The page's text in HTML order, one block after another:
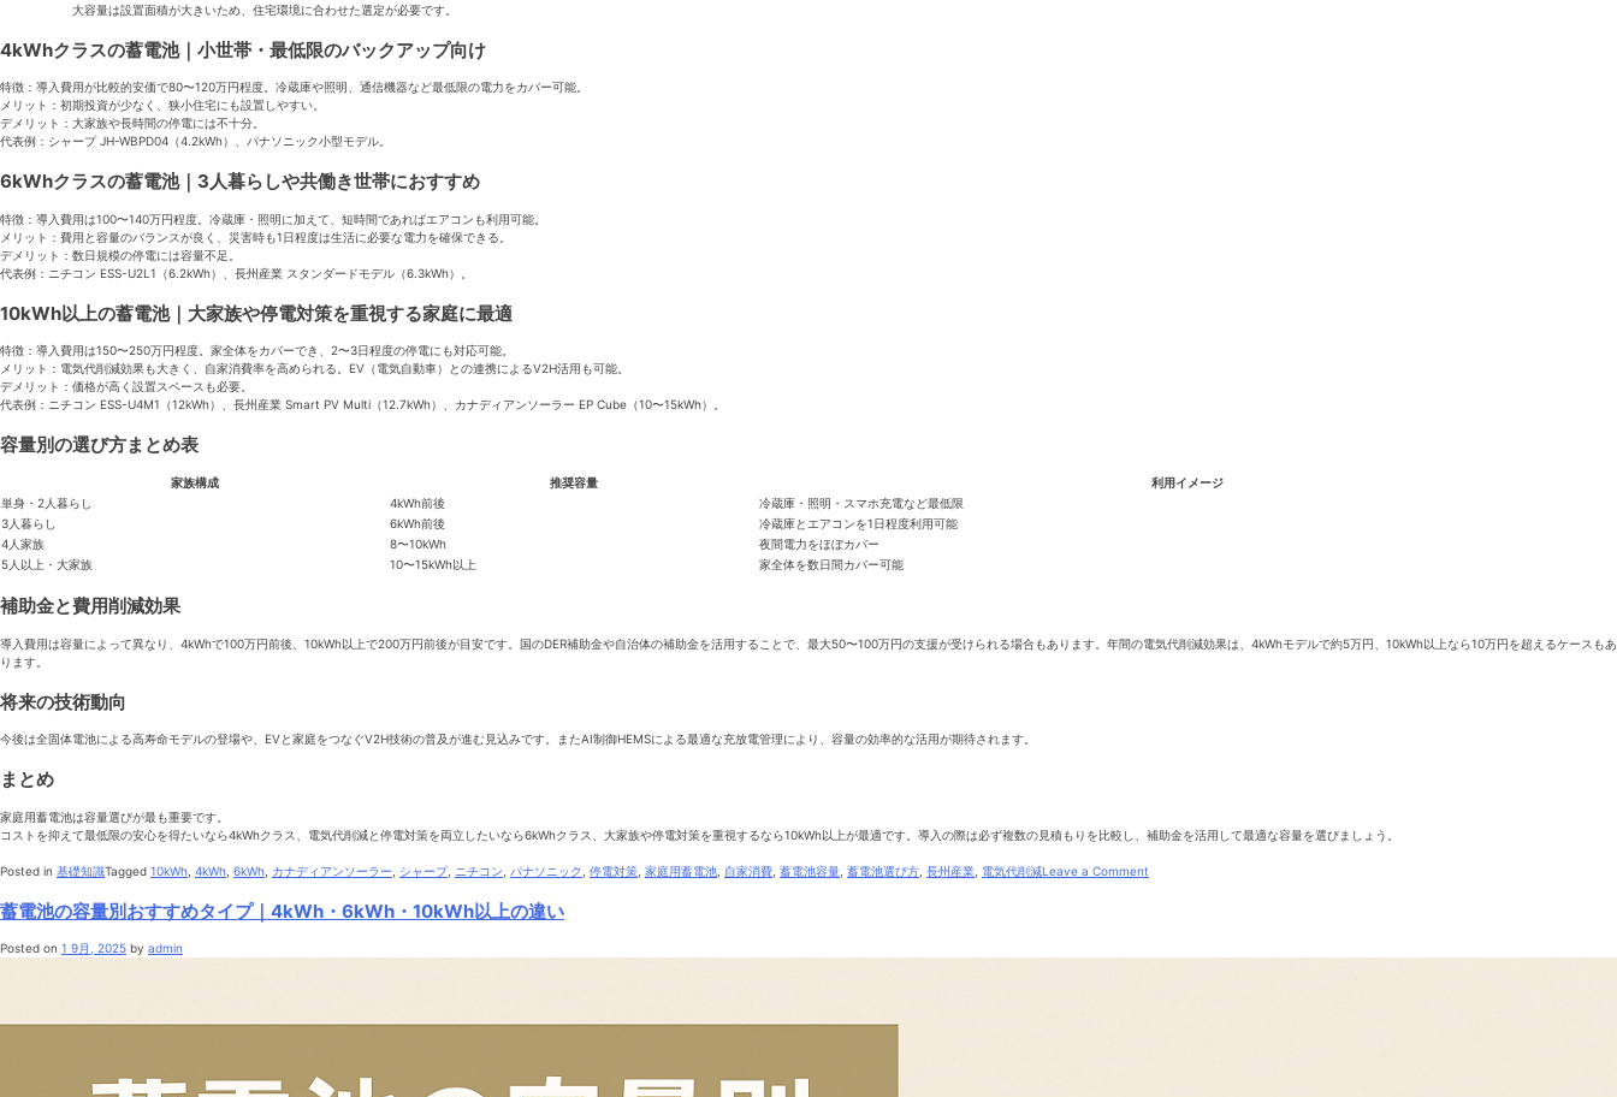
大容量は設置面積が大きいため、住宅環境に合わせた選定が必要です。
4kWhクラスの蓄電池｜小世帯・最低限のバックアップ向け
特徴：導入費用が比較的安価で80〜120万円程度。冷蔵庫や照明、通信機器など最低限の電力をカバー可能。
メリット：初期投資が少なく、狭小住宅にも設置しやすい。
デメリット：大家族や長時間の停電には不十分。
代表例：シャープ JH-WBPD04（4.2kWh）、パナソニック小型モデル。
6kWhクラスの蓄電池｜3人暮らしや共働き世帯におすすめ
特徴：導入費用は100〜140万円程度。冷蔵庫・照明に加えて、短時間であればエアコンも利用可能。
メリット：費用と容量のバランスが良く、災害時も1日程度は生活に必要な電力を確保できる。
デメリット：数日規模の停電には容量不足。
代表例：ニチコン ESS-U2L1（6.2kWh）、長州産業 スタンダードモデル（6.3kWh）。
10kWh以上の蓄電池｜大家族や停電対策を重視する家庭に最適
特徴：導入費用は150〜250万円程度。家全体をカバーでき、2〜3日程度の停電にも対応可能。
メリット：電気代削減効果も大きく、自家消費率を高められる。EV（電気自動車）との連携によるV2H活用も可能。
デメリット：価格が高く設置スペースも必要。
代表例：ニチコン ESS-U4M1（12kWh）、長州産業 Smart PV Multi（12.7kWh）、カナディアンソーラー EP Cube（10〜15kWh）。
容量別の選び方まとめ表
家族構成 推奨容量
利用イメージ
単身・2人暮らし
4kWh前後
冷蔵庫・照明・スマホ充電など最低限
3人暮らし
6kWh前後
冷蔵庫とエアコンを1日程度利用可能
4人家族
8〜10kWh
夜間電力をほぼカバー
5人以上・大家族
10〜15kWh以上 家全体を数日間カバー可能
補助金と費用削減効果
導入費用は容量によって異なり、4kWhで100万円前後、10kWh以上で200万円前後が目安です。国のDER補助金や自治体の補助金を活用することで、最大50〜100万円の支援が受けられる場合もあります。年間の電気代削減効果は、4kWhモデルで約5万円、10kWh以上なら10万円を超えるケースもあ
ります。
将来の技術動向
今後は全固体電池による高寿命モデルの登場や、EVと家庭をつなぐV2H技術の普及が進む見込みです。またAI制御HEMSによる最適な充放電管理により、容量の効率的な活用が期待されます。
まとめ
家庭用蓄電池は容量選びが最も重要です。
コストを抑えて最低限の安心を得たいなら4kWhクラス、電気代削減と停電対策を両立したいなら6kWhクラス、大家族や停電対策を重視するなら10kWh以上が最適です。導入の際は必ず複数の見積もりを比較し、補助金を活用して最適な容量を選びましょう。
Posted in 基礎知識Tagged 10kWh 4kWh 6kWh カナディアンソーラー シャープ, ニチコン パナソニック 停電対策 家庭用蓄電池 自家消費 蓄電池容量 蓄電池選び方 長州産業 電気代削減Leave a Comment
容
蓄電池の容量別おすすめタイプ｜4kWh・6kWh・10kWh以上の違い
Posted on 1 9月, 2025 by admin